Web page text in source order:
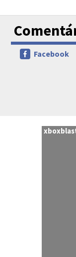
Facebook